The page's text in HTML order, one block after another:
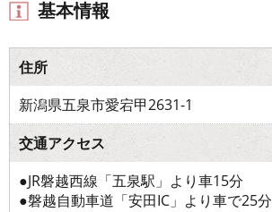
基本情報
住所
新潟県五泉市愛宕甲2631-1
交通アクセス
●JR磐越西線「五泉駅」より車15分
●磐越自動車道「安田IC」より車で25分